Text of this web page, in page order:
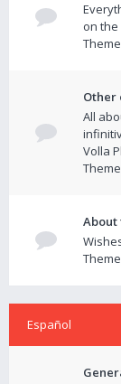
on
Other
All
Volla
About
Español